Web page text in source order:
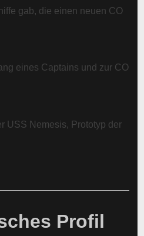
gab, die einen neuen CO
eines Captains und zur CO
USS Nemesis, Prototyp der
Profil